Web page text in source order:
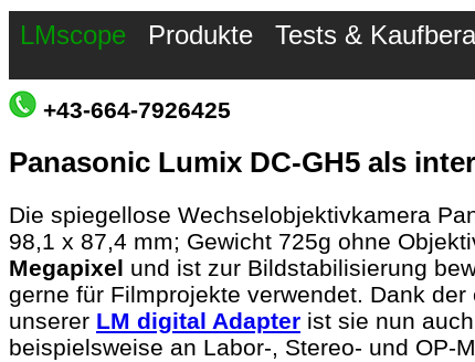
LMscope Produkte Tests &
+43-664-7926425
Panasonic Lumix DC-GH5 als
Die spiegellose Wechselobjektivkamera
98,1 x 87,4 mm; Gewicht 725g ohne
Megapixel und ist zur Bildstabilisierung
gerne für Filmprojekte verwendet. Dank
unserer LM digital Adapter ist sie nun
beispielsweise an Labor-, Stereo- und OP-